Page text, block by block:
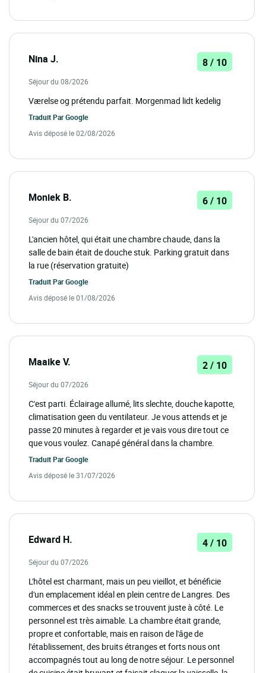
Nina J. 8 / 10
Séjour du 08/2026
Værelse og prétendu parfait. Morgenmad lidt kedelig
Traduit ParGoogle
Avis déposé le 02/08/2026
Moniek B. 6 / 10
Séjour du 07/2026
L'ancien hôtel, qui était une chambre chaude, dans la
salle de bain était de douche stuk. Parking gratuit dans
la rue (réservation gratuite)
Traduit ParGoogle
Avis déposé le 01/08/2026
Maaike V. 2 / 10
Séjour du 07/2026
C'est parti. Éclairage allumé, lits slechte, douche kapotte,
climatisation geen du ventilateur. Je vous attends et je
passe 20 minutes à regarder et je vais vous dire tout ce
que vous voulez. Canapé général dans la chambre.
Traduit ParGoogle
Avis déposé le 31/07/2026
Edward H. 4 / 10
Séjour du 07/2026
L'hôtel est charmant, mais un peu vieillot, et bénéficie
d'un emplacement idéal en plein centre de Langres. Des
commerces et des snacks se trouvent juste à côté. Le
personnel est très aimable. La chambre était grande,
propre et confortable, mais en raison de l'âge de
l'établissement, des bruits étranges et forts nous ont
accompagnés tout au long de notre séjour. Le personnel